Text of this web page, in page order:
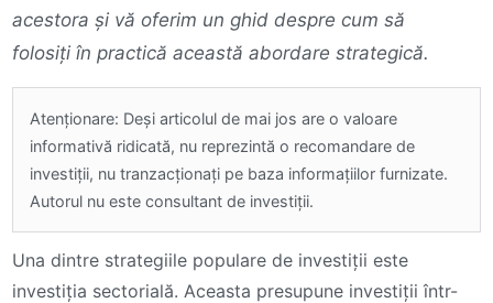
acestora și vă oferim un ghid despre cum să
folosiți în practică această abordare strategică.
Atenționare: Deși articolul de mai jos are o valoare
informativă ridicată, nu reprezintă o recomandare de
investiții, nu tranzacționați pe baza informațiilor furnizate.
Autorul nu este consultant de investiții.
Una dintre strategiile populare de investiții este
investiția sectorială. Aceasta presupune investiții într-